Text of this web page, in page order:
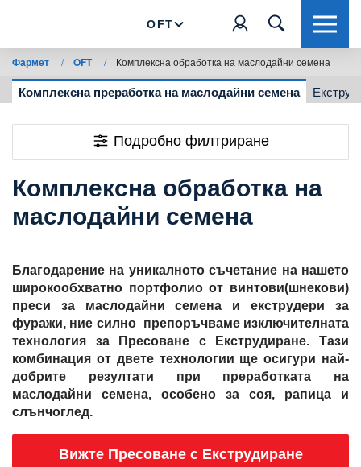
OFT
Фармет / OFT / Комплексна обработка на маслодайни семена
Комплексна преработка на маслодайни семена
Подробно филтриране
Комплексна обработка на
маслодайни семена
Благодарение на уникалното съчетание на нашето
широкообхватно портфолио от винтови(шнекови)
преси за маслодайни семена и екструдери за
фуражи, ние силно препоръчваме изключителната
технология за Пресоване с Екструдиране. Тази
комбинация от двете технологии ще осигури най-
добрите резултати при преработката на
маслодайни семена, особено за соя, рапица и
слънчоглед.
Вижте Пресоване с Екструдиране